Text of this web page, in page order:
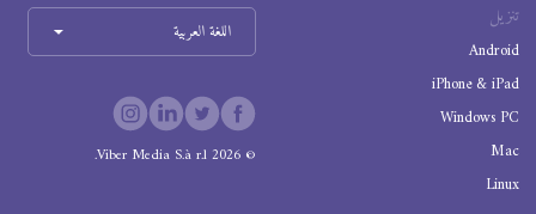
تنزيل
Android
iPhone & iPad
Windows PC
Mac
Linux
اللغة العربية
©
2026
Viber Media S.à r.l.